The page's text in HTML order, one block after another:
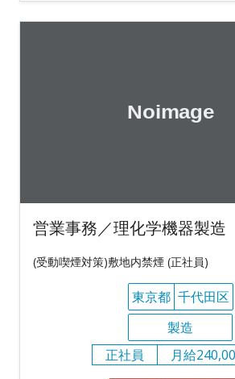
営業事務／理化学機器製造
(受動喫煙対策)敷地内禁煙 (正社員)
東京都 千代田区
製造
正社員
月給